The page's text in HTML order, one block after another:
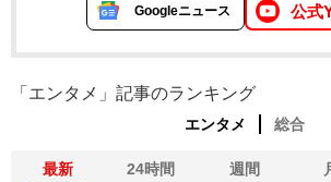
Googleニュース 公式
「エンタメ」記事のランキング
エンタメ 総合
最新 24時間 週間